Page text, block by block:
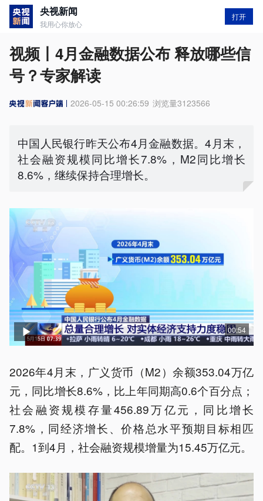
央视新闻
我用心你放心
打开
视频丨4月金融数据公布 释放哪些信
号？专家解读
2026-05-15 00:26:59 浏览量3123566
中国人民银行昨天公布4月金融数据。4月末，
社会融资规模同比增长7.8%，M2同比增长
8.6%，继续保持合理增长。
00:54
2026年4月末，广义货币（M2）余额353.04万亿
元，同比增长8.6%，比上年同期高0.6个百分点；
社会融资规模存量456.89万亿元，同比增长
7.8%，同经济增长、价格总水平预期目标相匹
配。1到4月，社会融资规模增量为15.45万亿元。